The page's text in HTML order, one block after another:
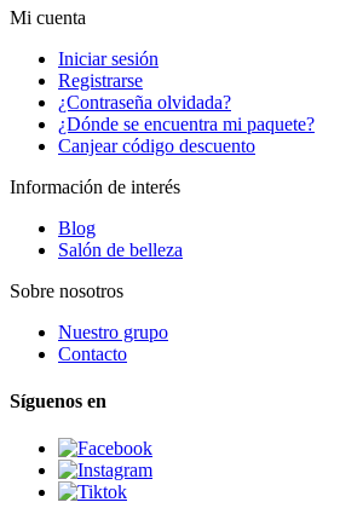
Mi cuenta
Iniciar sesión
Registrarse
¿Contraseña olvidada?
¿Dónde se encuentra mi paquete?
Canjear código descuento
Información de interés
Blog
Salón de belleza
Sobre nosotros
Nuestro grupo
Contacto
Síguenos en